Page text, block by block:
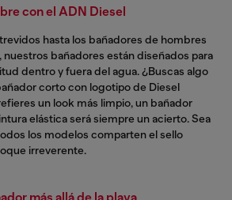
con el ADN Diesel
hasta los bañadores de hombres
bañadores están diseñados para
dentro y fuera del agua. ¿Buscas algo
corto con logotipo de Diesel
un look más limpio, un bañador
elástica será siempre un acierto. Sea
los modelos comparten el sello
irreverente.